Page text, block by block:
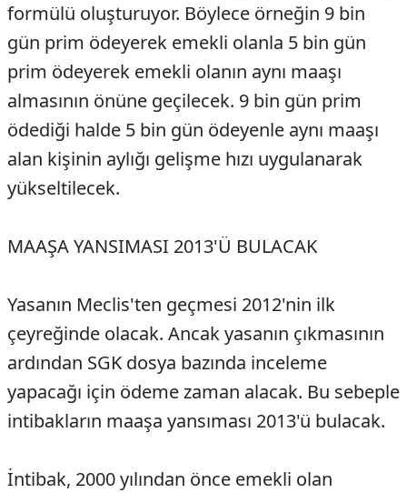
formülü oluşturuyor. Böylece örneğin 9 bin
gün prim ödeyerek emekli olanla 5 bin gün
prim ödeyerek emekli olanın aynı maaşı
almasının önüne geçilecek. 9 bin gün prim
ödediği halde 5 bin gün ödeyenle aynı maaşı
alan kişinin aylığı gelişme hızı uygulanarak
yükseltilecek.
MAAŞA YANSIMASI 2013'Ü BULACAK
Yasanın Meclis'ten geçmesi 2012'nin ilk
çeyreğinde olacak. Ancak yasanın çıkmasının
ardından SGK dosya bazında inceleme
yapacağı için ödeme zaman alacak. Bu sebeple
intibakların maaşa yansıması 2013'ü bulacak.
İntibak, 2000 yılından önce emekli olan